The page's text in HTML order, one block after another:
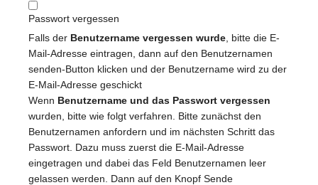
Passwort vergessen
Falls der Benutzername vergessen wurde , bitte die E-
Mail-Adresse eintragen, dann auf den Benutzernamen
senden-Button klicken und der Benutzername wird zu der
E-Mail-Adresse geschickt
Wenn Benutzername und das Passwort vergessen
wurden, bitte wie folgt verfahren. Bitte zunächst den
Benutzernamen anfordern und im nächsten Schritt das
Passwort. Dazu muss zuerst die E-Mail-Adresse
eingetragen und dabei das Feld Benutzernamen leer
gelassen werden. Dann auf den Knopf Sende